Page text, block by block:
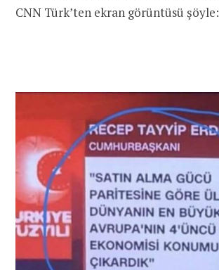
CNN Türk’ten ekran görüntüsü şöyle: